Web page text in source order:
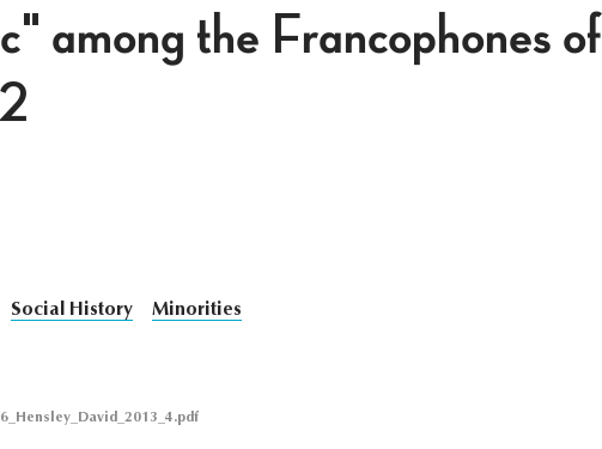
among the Francophones of
Social History Minorities